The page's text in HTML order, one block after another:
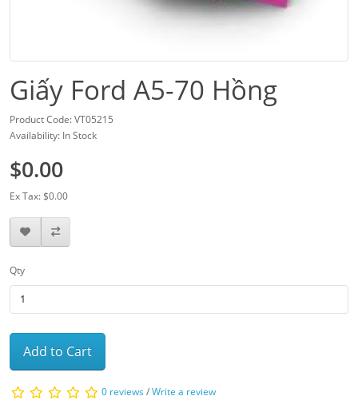
Giấy Ford A5-70 Hồng
Product Code: VT05215
Availability: In Stock
$0.00
Ex Tax: $0.00
Qty
Add to Cart
0 reviews/Write a review